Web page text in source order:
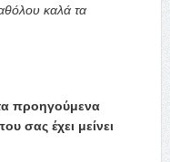
καλά τα
προηγούμενα
σας έχει μείνει